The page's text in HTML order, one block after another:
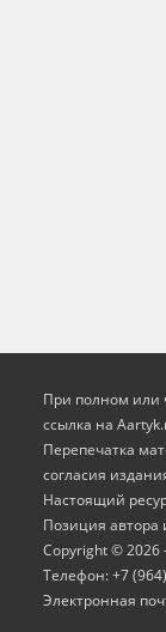
При полном или
ссылка на
Перепечатка
согласия
Настоящий
Позиция автора
Copyright © 2026
Телефон: +7
Электронная